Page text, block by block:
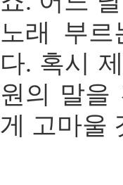
노래 부르
다. 혹시
원의 말을
게 고마울